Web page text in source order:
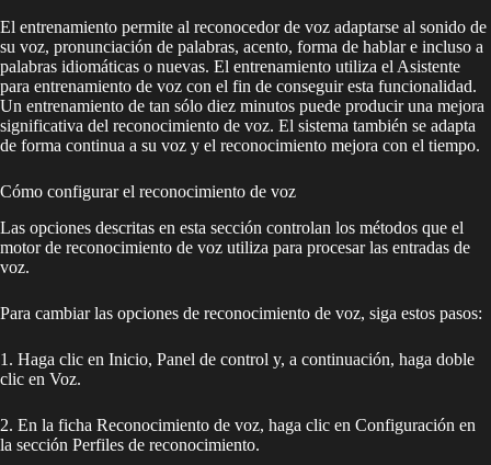
El entrenamiento permite al reconocedor de voz adaptarse al sonido de
su voz, pronunciación de palabras, acento, forma de hablar e incluso a
palabras idiomáticas o nuevas. El entrenamiento utiliza el Asistente
para entrenamiento de voz con el fin de conseguir esta funcionalidad.
Un entrenamiento de tan sólo diez minutos puede producir una mejora
significativa del reconocimiento de voz. El sistema también se adapta
de forma continua a su voz y el reconocimiento mejora con el tiempo.
Cómo configurar el reconocimiento de voz
Las opciones descritas en esta sección controlan los métodos que el
motor de reconocimiento de voz utiliza para procesar las entradas de
voz.
Para cambiar las opciones de reconocimiento de voz, siga estos pasos:
1. Haga clic en Inicio, Panel de control y, a continuación, haga doble
clic en Voz.
2. En la ficha Reconocimiento de voz, haga clic en Configuración en
la sección Perfiles de reconocimiento.